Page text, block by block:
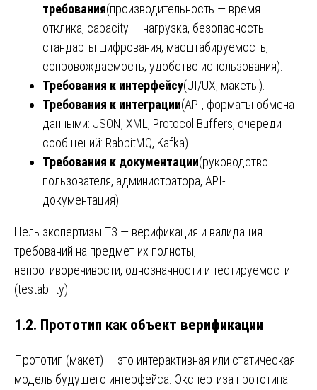
требования(производительность — время
отклика, capacity — нагрузка, безопасность —
стандарты шифрования, масштабируемость,
сопровождаемость, удобство использования).
Требования к интерфейсу(UI/UX, макеты).
Требования к интеграции(API, форматы обмена
данными: JSON, XML, Protocol Buffers, очереди
сообщений: RabbitMQ, Kafka).
Требования к документации(руководство
пользователя, администратора, API-
документация).
Цель экспертизы ТЗ — верификация и валидация
требований на предмет их полноты,
непротиворечивости, однозначности и тестируемости
(testability).
1.2. Прототип как объект верификации
Прототип (макет) — это интерактивная или статическая
модель будущего интерфейса. Экспертиза прототипа